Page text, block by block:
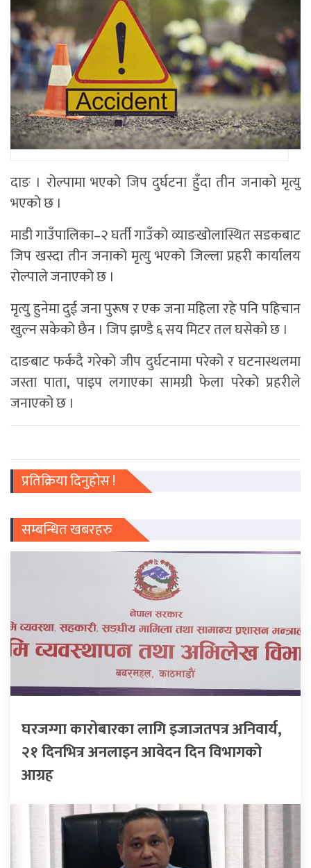
दाङ । रोल्पामा भएको जिप दुर्घटना हुँदा तीन जनाको मृत्यु
भएको छ ।
माडी गाउँपालिका–२ घर्ती गाउँको व्याङखोलास्थित सडकबाट
जिप खस्दा तीन जनाको मृत्यु भएको जिल्ला प्रहरी कार्यालय
रोल्पाले जनाएको छ ।
मृत्यु हुनेमा दुई जना पुरूष र एक जना महिला रहे पनि पहिचान
खुल्न सकेको छैन । जिप झण्डै ६ सय मिटर तल घसेको छ ।
दाङबाट फर्कदै गरेको जीप दुर्घटनामा परेको र घटनास्थलमा
जस्ता पाता, पाइप लगाएका सामग्री फेला परेको प्रहरीले
जनाएको छ ।
प्रतिक्रिया दिनुहोस !
सम्बन्धित खबरहरु
घरजग्गा कारोबारका लागि इजाजतपत्र अनिवार्य,
२१ दिनभित्र अनलाइन आवेदन दिन विभागको
आग्रह